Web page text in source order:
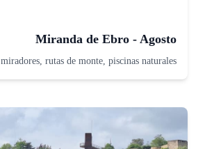
Miranda de Ebro - Agosto
miradores, rutas de monte, piscinas naturales